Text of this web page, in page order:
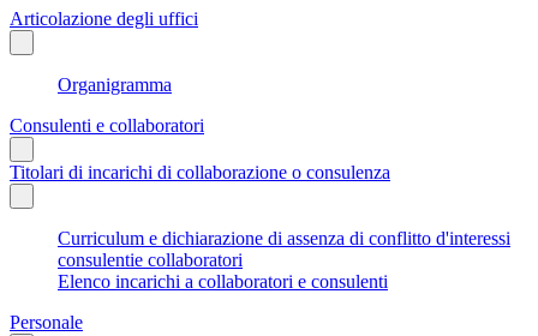
Articolazione degli uffici
Organigramma
Consulenti e collaboratori
Titolari di incarichi di collaborazione o consulenza
Curriculum e dichiarazione di assenza di conflitto d'interessi
consulentie collaboratori
Elenco incarichi a collaboratori e consulenti
Personale